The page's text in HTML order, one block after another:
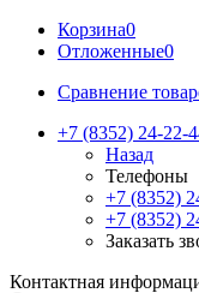
Корзина0
Отложенные0
Сравнение
+7 (8352) 24-22-
Назад
Телефоны
+7 (8352)
+7 (8352)
Заказать
Контактная